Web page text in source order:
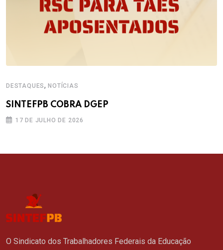
DESTAQUES,NOTÍCIAS
SINTEFPB COBRA DGEP
17 DE JULHO DE 2026
O Sindicato dos Trabalhadores Federais da Educação